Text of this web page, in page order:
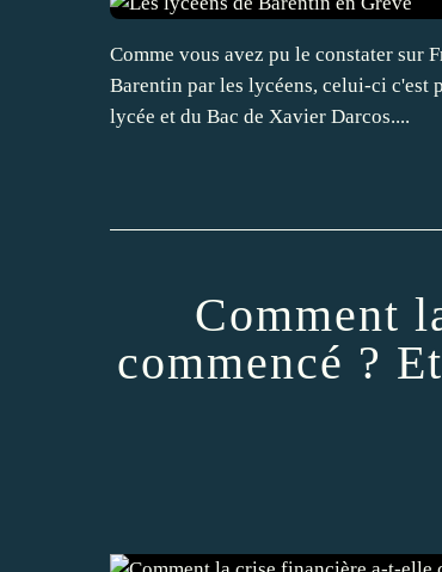
Comme vous avez pu le constater sur
Barentin par les lycéens, celui-ci c'est
lycée et du Bac de Xavier Darcos....
Comment
commencé ?